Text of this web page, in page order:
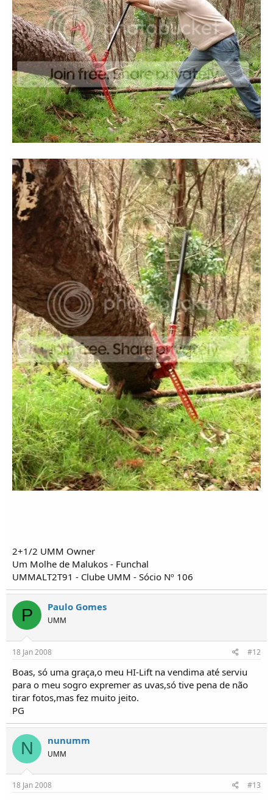
2+1/2 UMM Owner
Um Molhe de Malukos - Funchal
UMMALT2T91 - Clube UMM - Sócio Nº 106
P Paulo Gomes
UMM
18 Jan 2008 #12
Boas, só uma graça,o meu HI-Lift na vendima até serviu
para o meu sogro expremer as uvas,só tive pena de não
tirar fotos,mas fez muito jeito.
PG
N nunumm
UMM
18 Jan 2008 #13